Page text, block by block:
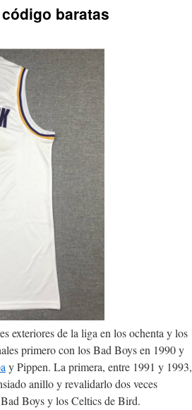
baratas
exteriores de la liga en los ochenta y los
primero con los Bad Boys en 1990 y
y Pippen. La primera, entre 1991 y 1993,
anillo y revalidarlo dos veces
Boys y los Celtics de Bird.